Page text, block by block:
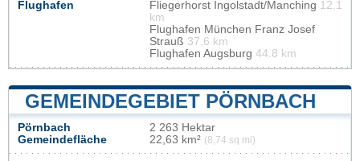
Flughafen Fliegerhorst Ingolstadt/Manching 12.1
km
Flughafen München Franz Josef
Strauß 37.6 km
Flughafen Augsburg 44.8 km
GEMEINDEGEBIET PÖRNBACH
Pörnbach
Gemeindefläche
2 263 Hektar
22,63 km² (8,74 sq mi)